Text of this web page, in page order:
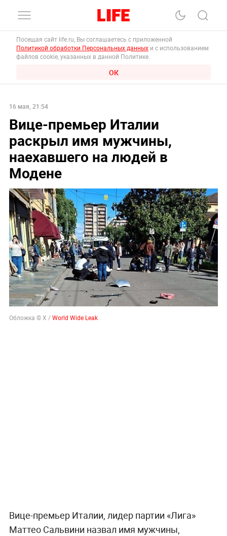
Посещая сайт life.ru, Вы соглашаетесь с приложенной
Политикой обработки Персональных данных и с использованием
файлов cookie, указанных в данной Политике.
ОК
16 мая, 21:54
Вице-премьер Италии
раскрыл имя мужчины,
наехавшего на людей в
Модене
Обложка © X /World Wide Leak
Вице-премьер Италии, лидер партии «Лига»
Маттео Сальвини назвал имя мужчины,